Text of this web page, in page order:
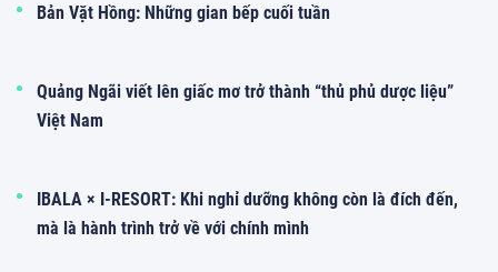
Bản Vặt Hồng: Những gian bếp cuối tuần
Quảng Ngãi viết lên giấc mơ trở thành “thủ phủ dược liệu”
Việt Nam
IBALA × I-RESORT: Khi nghỉ dưỡng không còn là đích đến,
mà là hành trình trở về với chính mình